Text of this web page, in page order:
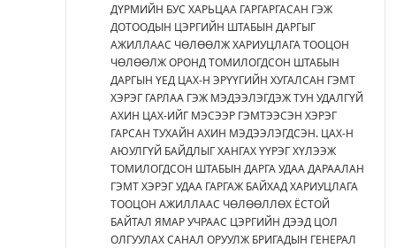
ДҮРМИЙН БУС ХАРЬЦАА ГАРГАРГАСАН ГЭЖ
ДОТООДЫН ЦЭРГИЙН ШТАБЫН ДАРГЫГ
АЖИЛЛААС ЧӨЛӨӨЛЖ ХАРИУЦЛАГА ТООЦОН
ЧӨЛӨӨЛЖ ОРОНД ТОМИЛОГДСОН ШТАБЫН
ДАРГЫН ҮЕД ЦАХ-Н ЭРҮҮГИЙН ХУГАЛСАН ГЭМТ
ХЭРЭГ ГАРЛАА ГЭЖ МЭДЭЭЛЭГДЭЖ ТУН УДАЛГҮЙ
АХИН ЦАХ-ИЙГ МЭСЭЭР ГЭМТЭЭСЭН ХЭРЭГ
ГАРСАН ТУХАЙН АХИН МЭДЭЭЛЭГДСЭН. ЦАХ-Н
АЮУЛГҮЙ БАЙДЛЫГ ХАНГАХ ҮҮРЭГ ХҮЛЭЭЖ
ТОМИЛОГДСОН ШТАБЫН ДАРГА УДАА ДАРААЛАН
ГЭМТ ХЭРЭГ УДАА ГАРГАЖ БАЙХАД ХАРИУЦЛАГА
ТООЦОН АЖИЛЛААС ЧӨЛӨӨЛЛӨХ ЁСТОЙ
БАЙТАЛ ЯМАР УЧРААС ЦЭРГИЙН ДЭЭД ЦОЛ
ОЛГУУЛАХ САНАЛ ОРУУЛЖ БРИГАДЫН ГЕНЕРАЛ